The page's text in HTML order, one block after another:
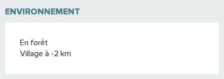
ENVIRONNEMENT
En forêt
Village à -2 km